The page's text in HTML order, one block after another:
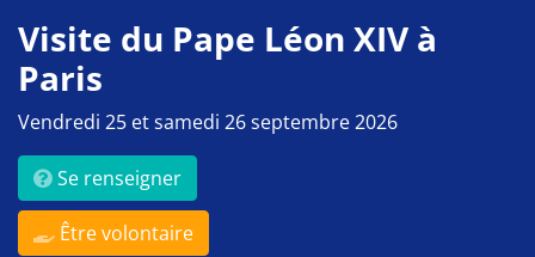
Visite du Pape Léon XIV à
Paris
Vendredi 25 et samedi 26 septembre 2026
Se renseigner
Être volontaire